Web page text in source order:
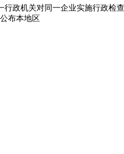
政机关对同一企业实施行政
布本地区